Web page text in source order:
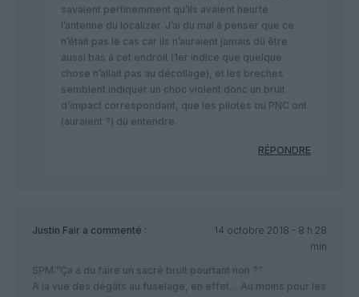
savaient pertinemment qu’ils avaient heurté
l’antenne du localizer. J’ai du mal à penser que ce
n’était pas le cas car ils n’auraient jamais dû être
aussi bas à cet endroit (1er indice que quelque
chose n’allait pas au décollage), et les breches
semblent indiquer un choc violent donc un bruit
d’impact correspondant, que les pilotes ou PNC ont
(auraient ?) dû entendre.
RÉPONDRE
Justin Fair a commenté :
14 octobre 2018 - 8 h 28
min
SPM:”Ça a du faire un sacré bruit pourtant non ?”
A la vue des dégâts au fuselage, en effet… Au moins pour les